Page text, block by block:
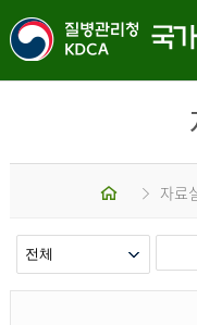
홈 자료